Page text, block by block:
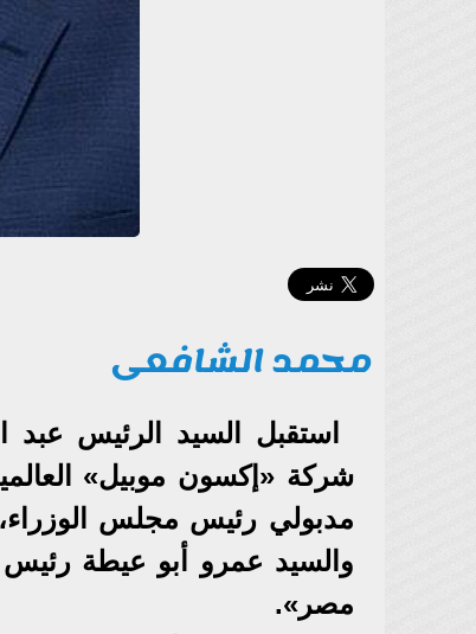
محمد الشافعى
استقبل السيد الرئيس عبد
شركة «إكسون موبيل»
مدبولي رئيس مجلس الوزراء،
والسيد عمرو أبو عيطة
مصر».